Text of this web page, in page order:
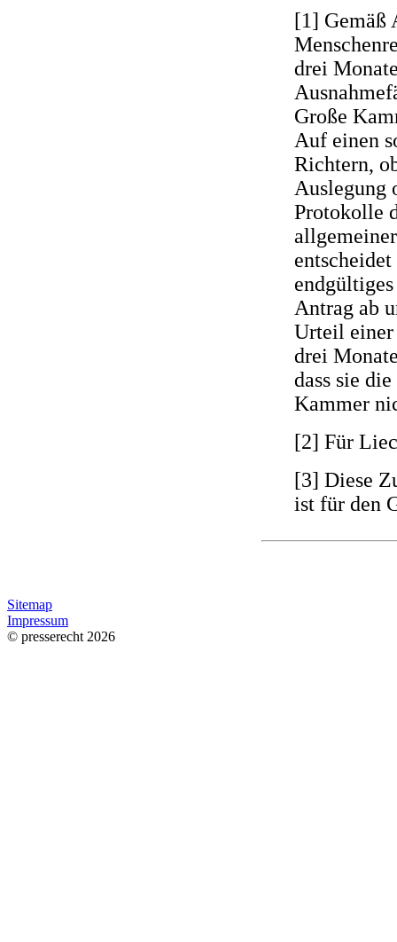
[1] Gemäß
drei
Große
Auf einen
Richtern,
Auslegung
Protokolle
Antrag ab
Urteil einer
drei
dass sie
Kammer
[2] Für
[3] Diese
ist für den
Sitemap
Impressum
© presserecht 2026